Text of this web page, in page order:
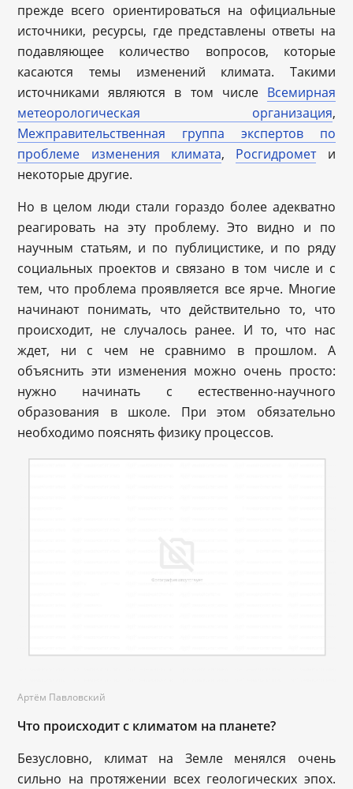
прежде всего ориентироваться на официальные
источники, ресурсы, где представлены ответы на
подавляющее количество вопросов, которые
касаются темы изменений климата. Такими
источниками являются в том числе Всемирная
метеорологическая организация,
Межправительственная группа экспертов по
проблеме изменения климата, Росгидромети
некоторые другие.
Но в целом люди стали гораздо более адекватно
реагировать на эту проблему. Это видно и по
научным статьям, и по публицистике, и по ряду
социальных проектов и связано в том числе и с
тем, что проблема проявляется все ярче. Многие
начинают понимать, что действительно то, что
происходит, не случалось ранее. И то, что нас
ждет, ни с чем не сравнимо в прошлом. А
объяснить эти изменения можно очень просто:
нужно начинать с естественно-научного
образования в школе. При этом обязательно
необходимо пояснять физику процессов.
Артём Павловский
Что происходит с климатом на планете?
Безусловно, климат на Земле менялся очень
сильно на протяжении всех геологических эпох.